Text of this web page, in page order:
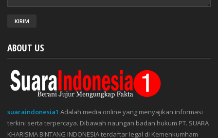
ABOUT US
suaraindonesia1 Adalah media online yang menyajikan informasi
terkini serta terpercaya. Dibawah naungan badan hukum PT. SUARA
KHARISMA BINTANG INDONESIA terdaftar legal di Kemenkumham